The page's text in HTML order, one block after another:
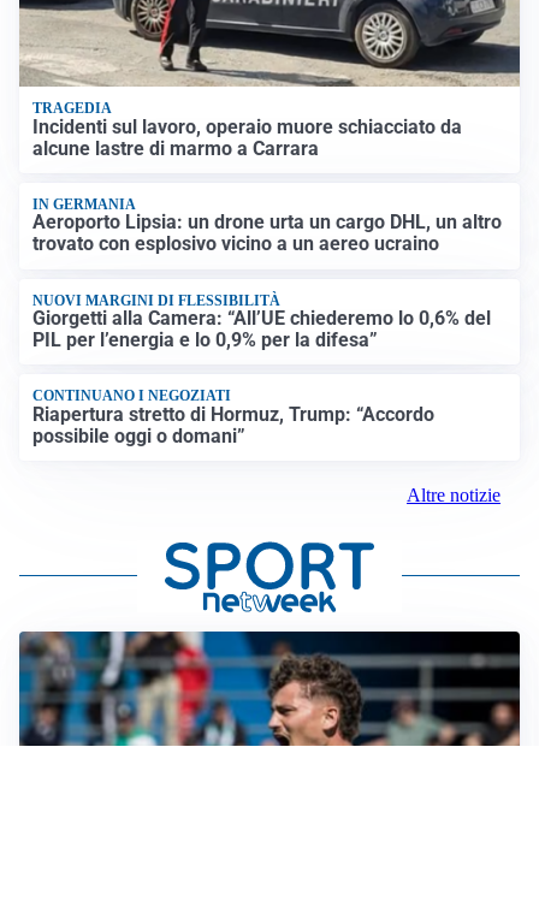
TRAGEDIA
Incidenti sul lavoro, operaio muore schiacciato da
alcune lastre di marmo a Carrara
IN GERMANIA
Aeroporto Lipsia: un drone urta un cargo DHL, un altro
trovato con esplosivo vicino a un aereo ucraino
NUOVI MARGINI DI FLESSIBILITÀ
Giorgetti alla Camera: “All’UE chiederemo lo 0,6% del
PIL per l’energia e lo 0,9% per la difesa”
CONTINUANO I NEGOZIATI
Riapertura stretto di Hormuz, Trump: “Accordo
possibile oggi o domani”
Altre notizie